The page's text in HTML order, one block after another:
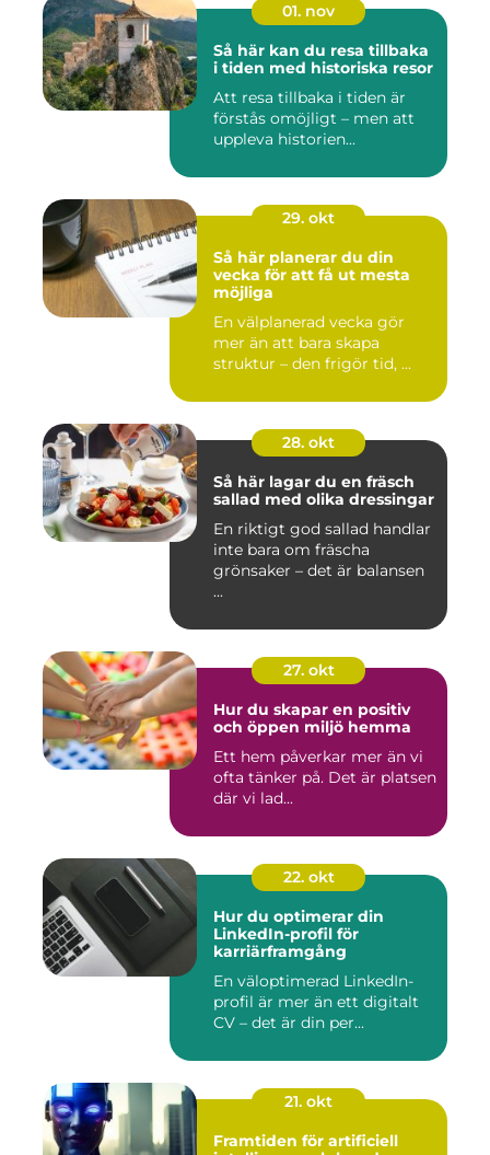
01. nov
Så här kan du resa tillbaka
i tiden med historiska resor
Att resa tillbaka i tiden är
förstås omöjligt – men att
uppleva historien...
29. okt
Så här planerar du din
vecka för att få ut mesta
möjliga
En välplanerad vecka gör
mer än att bara skapa
struktur – den frigör tid, ...
28. okt
Så här lagar du en fräsch
sallad med olika dressingar
En riktigt god sallad handlar
inte bara om fräscha
grönsaker – det är balansen
...
27. okt
Hur du skapar en positiv
och öppen miljö hemma
Ett hem påverkar mer än vi
ofta tänker på. Det är platsen
där vi lad...
22. okt
Hur du optimerar din
LinkedIn-profil för
karriärframgång
En väloptimerad LinkedIn-
profil är mer än ett digitalt
CV – det är din per...
21. okt
Framtiden för artificiell